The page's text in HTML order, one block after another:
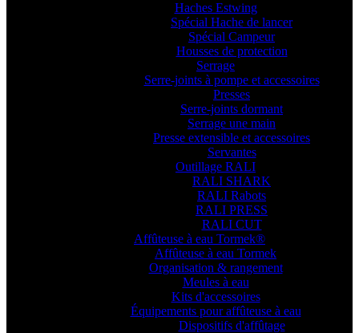
Haches Estwing
Spécial Hache de lancer
Spécial Campeur
Housses de protection
Serrage
Serre-joints à pompe et accessoires
Presses
Serre-joints dormant
Serrage une main
Presse extensible et accessoires
Servantes
Outillage RALI
RALI SHARK
RALI Rabots
RALI PRESS
RALI CUT
Affûteuse à eau Tormek®
Affûteuse à eau Tormek
Organisation & rangement
Meules à eau
Kits d'accessoires
Équipements pour affûteuse à eau
Dispositifs d'affûtage